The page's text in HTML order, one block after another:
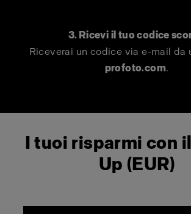
3. Ricevi il tuo codice
Riceverai un codice via e-mail da
profoto.com.
I tuoi risparmi con
Up (EUR)